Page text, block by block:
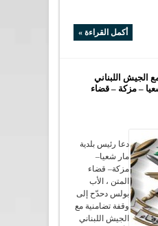
أكمل القراءة »
الجيش اللبناني
– مزكة – قضاء
دعا رئيس بلدية
مار شعيا–
مزكة– قضاء
المتن ، الأب
بولس دحدّح إلى
وقفة تضامنية مع
الجيش اللبناني